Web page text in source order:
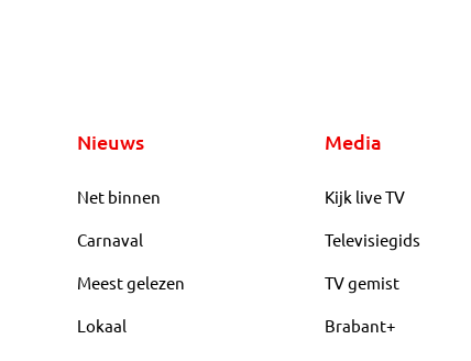
Nieuws
Net binnen
Carnaval
Meest gelezen
Lokaal
Media
Kijk live TV
Televisiegids
TV gemist
Brabant+